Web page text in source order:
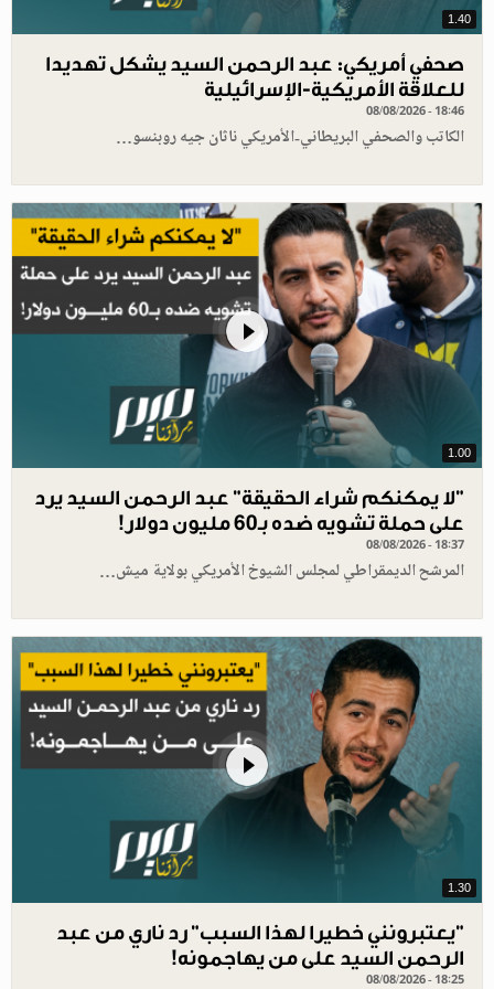
1.40
صحفي أمريكي: عبد الرحمن السيد يشكل تهديدا
للعلاقة الأمريكية-الإسرائيلية
08/08/2026 - 18:46
الكاتب والصحفي البريطاني-الأمريكي ناثان جيه روبنسو…
1.00
"لا يمكنكم شراء الحقيقة" عبد الرحمن السيد يرد
على حملة تشويه ضده بـ60 مليون دولار!
08/08/2026 - 18:37
المرشح الديمقراطي لمجلس الشيوخ الأمريكي بولاية ميش…
1.30
"يعتبرونني خطيرا لهذا السبب" رد ناري من عبد
الرحمن السيد على من يهاجمونه!
08/08/2026 - 18:25